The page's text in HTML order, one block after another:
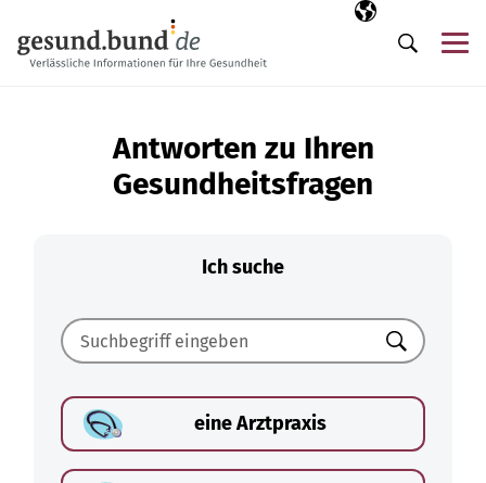
Ausgewählte
DE
Suche
Antworten zu Ihren
Gesundheitsfragen
Ich suche
Suchen
eine Arztpraxis